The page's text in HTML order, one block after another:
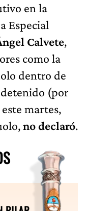
en la
Especial
Calvete,
como la
dentro de
(por
martes,
no declaró.